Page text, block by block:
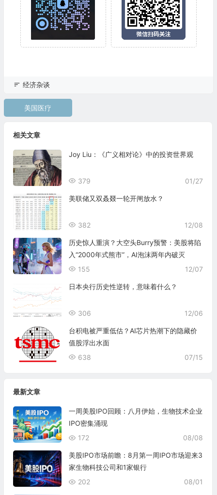
经济杂谈
美国医疗
相关文章
Joy Liu：《广义相对论》中的投资世界观
01/27
379
美联储又双叒叕一轮开闸放水？
12/08
382
历史惊人重演？大空头Burry预警：美股将陷
入“2000年式熊市”，AI泡沫两年内破灭
12/07
155
日本央行历史性逆转，意味着什么？
12/06
306
台积电被严重低估？AI芯片热潮下的隐藏价
值股浮出水面
07/15
638
最新文章
一周美股IPO回顾：八月伊始，生物技术企业
IPO密集涌现
08/08
172
美股IPO市场前瞻：8月第一周IPO市场迎来3
家生物科技公司和1家银行
08/01
202